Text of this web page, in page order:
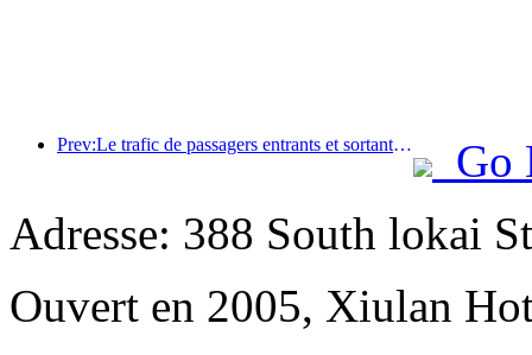
Prev:Le trafic de passagers entrants et sortants de l'aéroport de Shenzhen augmente pendant les vacances d'été, et de nombreuses compagnies aériennes étrangères augmentent leurs liaisons vers la Chine
Go
Adresse: 388 South lokai
Ouvert en 2005, Xiulan